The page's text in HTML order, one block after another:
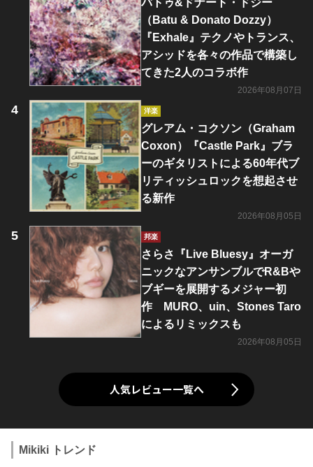
バトゥ&ドナート・ドジー
（Batu & Donato Dozzy）
『Exhale』テクノやトランス、
アシッドを各々の作品で構築し
てきた2人のコラボ作
2026年08月07日
洋楽
グレアム・コクソン（Graham
Coxon）『Castle Park』ブラ
ーのギタリストによる60年代ブ
リティッシュロックを想起させ
る新作
2026年08月05日
邦楽
さらさ『Live Bluesy』オーガ
ニックなアンサンブルでR&Bや
ブギーを展開するメジャー初
作 MURO、uin、Stones Taro
によるリミックスも
2026年08月05日
人気レビュー一覧へ
Mikiki トレンド